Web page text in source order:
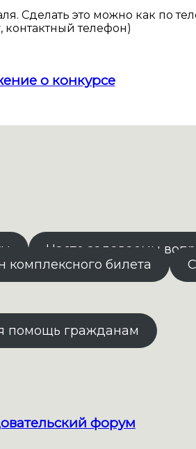
Сделать это можно как по
телефон)
о конкурсе
Часто задаваемы
комплексного билета
помощь гражданам
форум